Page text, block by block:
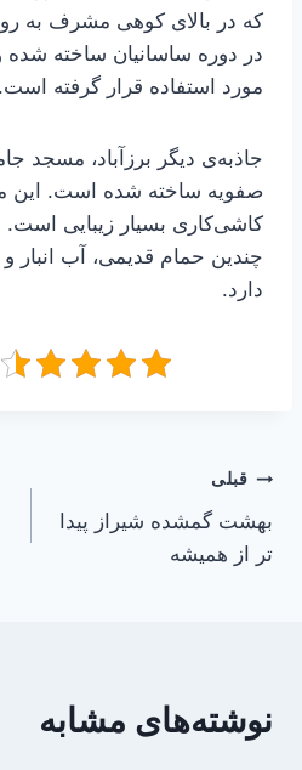
که در بالای کوهی مشرف به
در دوره ساسانیان ساخته
مورد استفاده قرار گرفته است.
جاذبه‌ی دیگر برزآباد، مسجد
صفویه ساخته شده است. این
کاشی‌کاری بسیار زیبایی است.
چندین حمام قدیمی، آب انبار و
دارد.
راهبری
نوشته
قبلی
بهشت گمشده شیراز پیدا
تر از همیشه
نوشته‌های مشابه